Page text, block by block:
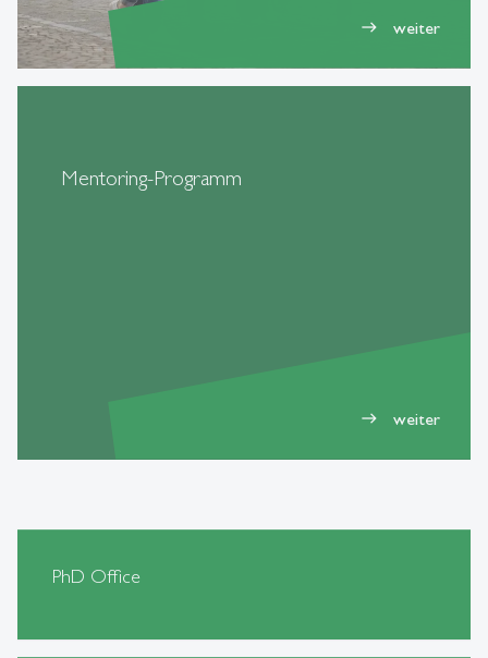
east weiter
Mentoring-Programm
east weiter
PhD Office